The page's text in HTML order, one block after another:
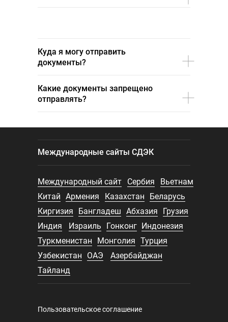
Куда я могу отправить
документы?
Какие документы запрещено
отправлять?
Международные сайты СДЭК
Сербия
Вьетнам
Китай Армения Казахстан
Беларусь
Киргизия
Бангладеш Абхазия Грузия
Международный сайт
Индия Израиль Гонконг Индонезия
Туркменистан
Монголия Турция
Узбекистан
ОАЭ
Азербайджан
Тайланд
Пользовательское соглашение